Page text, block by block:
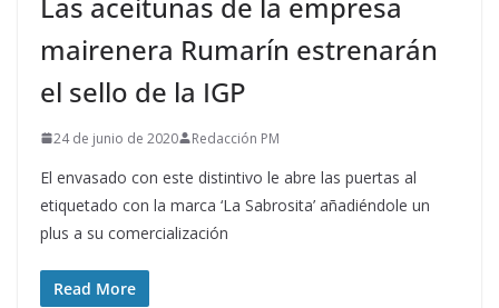
mairenera Rumarín estrenarán
el sello de la IGP
24 de junio de 2020 Redacción PM
El envasado con este distintivo le abre las puertas al
etiquetado con la marca ‘La Sabrosita’ añadiéndole un
plus a su comercialización
Read More